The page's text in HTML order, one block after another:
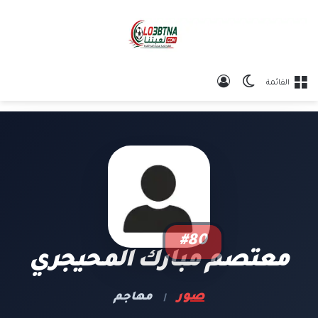
القائمة الوضع المظلم
#80
معتصم مبارك المحيجري
صور | مهاجم